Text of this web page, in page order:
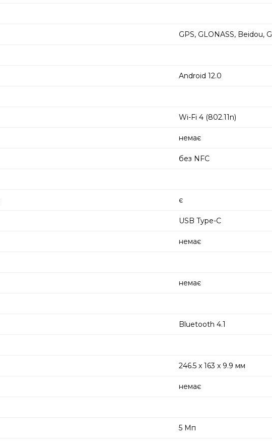
GPS, GLONASS, Beidou,
Android 12.0
Wi-Fi 4 (802.11n)
немає
без NFC
є
USB Type-C
немає
немає
Bluetooth 4.1
246.5 x 163 x 9.9 мм
немає
5 Мп